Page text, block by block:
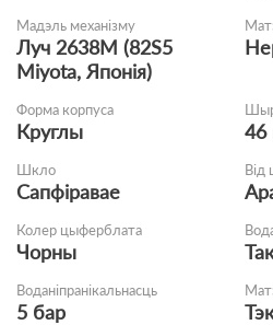
Мадэль механізму
Луч 2638М (82S5
Miyota, Японія)
Форма корпуса
Круглы
Шкло
Сапфіравае
Від
Колер цыферблата
Чорны Так
Воданіпранікальнасць
5 бар